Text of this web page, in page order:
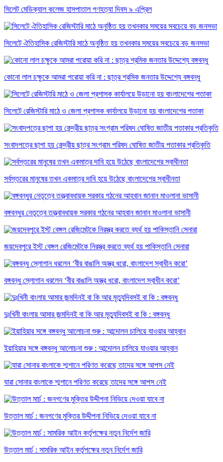
সিলেট মেডিক্যাল কলেজ হাসপাতাল গণহত্যা দিবস ৯ এপ্রিল
সিলেটে ঐতিহাসিক রেজিস্টারি মাঠে অনুষ্ঠিত হয় তখনকার সময়ের সবচেয়ে বড় জনসভা
কোনো লাল চক্ষুকে আমরা পরোয়া করি না : ছাত্র শ্রমিক জনতার উদ্দেশ্যে বঙ্গবন্ধু
সিলেটে রেজিস্টারি মাঠে ও জেলা প্রশাসক কার্যালয়ে উড়ানো হয় বাংলাদেশের পতাকা
সংবাদপত্রে ছাপা হয় কেন্দ্রীয় ছাত্র সংগ্রাম পরিষদ ঘোষিত জাতীয় পতাকার প্রতিকৃতি
সর্বস্তরের মানুষের তখন একমাত্র দাবি হয়ে উঠেছে বাংলাদেশের স্বাধীনতা
বঙ্গবন্ধুর নেতৃত্বে তত্ত্বাবধায়ক সরকার গঠনের আহবান জানান মাওলানা ভাসানী
জয়দেবপুরে ইস্ট বেঙ্গল রেজিমেন্টকে নিরস্ত্র করতে ব্যর্থ হয় পাকিস্তানি সেনারা
বঙ্গবন্ধু স্লোগান ধরলেন ‘বীর বাঙালি অস্ত্র ধরো, বাংলাদেশ স্বাধীন করো’
দুঃখিনী বাংলায় আমার জন্মদিনই বা কি আর মৃত্যুদিবসই বা কি : বঙ্গবন্ধু
ইয়াহিয়ার সঙ্গে বঙ্গবন্ধু আলোচনা শুরু : আন্দোলন চালিয়ে যাওয়ার আহ্বান
যারা সোনার বাংলাকে শ্মশানে পরিণত করেছে তাদের সঙ্গে আপস নেই
উত্তাল মার্চ : জনগণের মুক্তির উদ্দীপনা নিভিয়ে দেওয়া যাবে না
উত্তাল মার্চ : সামরিক আইন কর্তৃপক্ষের নতুন নির্দেশ জারি